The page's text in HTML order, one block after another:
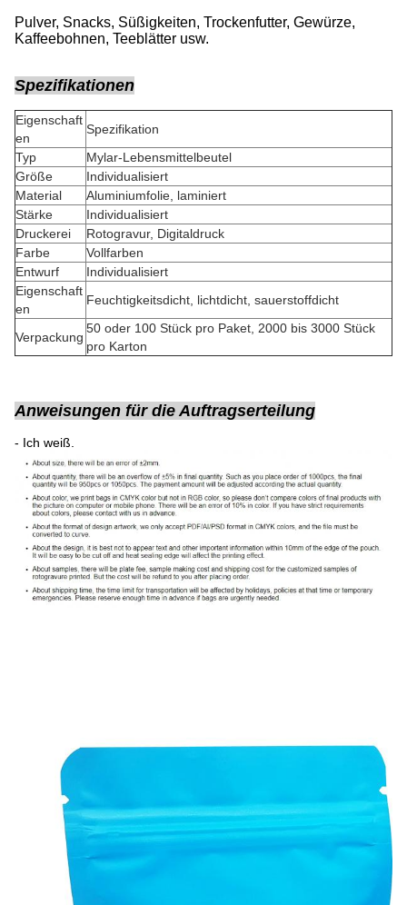
Pulver, Snacks, Süßigkeiten, Trockenfutter, Gewürze,
Kaffeebohnen, Teeblätter usw.
Spezifikationen
Eigenschaft
en
Spezifikation
Typ
Mylar-Lebensmittelbeutel
Größe
Individualisiert
Material
Aluminiumfolie, laminiert
Stärke
Individualisiert
Druckerei
Rotogravur, Digitaldruck
Farbe
Vollfarben
Entwurf
Individualisiert
Eigenschaft
en
Feuchtigkeitsdicht, lichtdicht, sauerstoffdicht
Verpackung
50 oder 100 Stück pro Paket, 2000 bis 3000 Stück
pro Karton
Anweisungen für die Auftragserteilung
- Ich weiß.